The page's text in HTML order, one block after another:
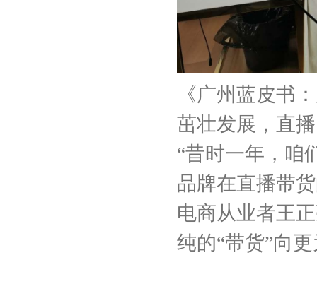
《广州蓝皮书
茁壮发展，直
“昔时一年，咱
品牌在直播带
电商从业者王
纯的“带货”向